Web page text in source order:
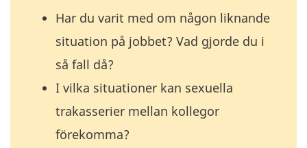
Har du varit med om någon liknande
situation på jobbet? Vad gjorde du i
så fall då?
I vilka situationer kan sexuella
trakasserier mellan kollegor
förekomma?